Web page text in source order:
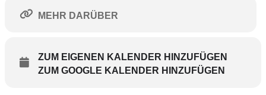
info@koehldorfner.de möglich.
das Team von Köhldorfner Häuser natürlich g’sund,
Hans Urban sowie die Firma Pflügl Haustechnik
MEHR DARÜBER
ZUM EIGENEN KALENDER HINZUFÜGEN
ZUM GOOGLE KALENDER HINZUFÜGEN